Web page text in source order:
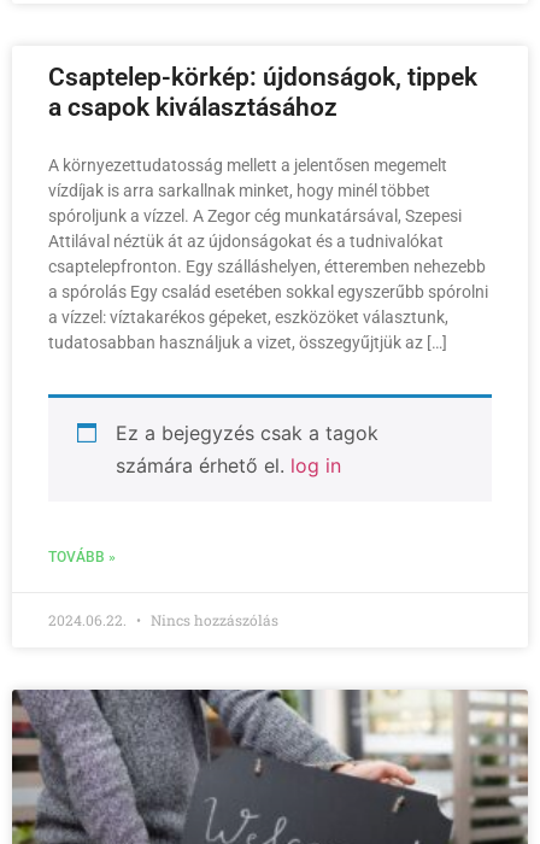
Csaptelep-körkép: újdonságok, tippek
a csapok kiválasztásához
A környezettudatosság mellett a jelentősen megemelt
vízdíjak is arra sarkallnak minket, hogy minél többet
spóroljunk a vízzel. A Zegor cég munkatársával, Szepesi
Attilával néztük át az újdonságokat és a tudnivalókat
csaptelepfronton. Egy szálláshelyen, étteremben nehezebb
a spórolás Egy család esetében sokkal egyszerűbb spórolni
a vízzel: víztakarékos gépeket, eszközöket választunk,
tudatosabban használjuk a vizet, összegyűjtjük az […]
Ez a bejegyzés csak a tagok
számára érhető el. log in
TOVÁBB »
2024.06.22. Nincs hozzászólás